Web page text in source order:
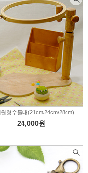
원형수틀대(21cm/24cm/28cm)
24,000원